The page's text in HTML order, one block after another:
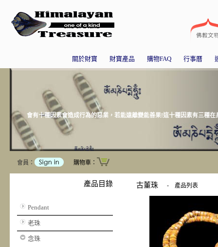
關於財寶 財寶產品 購物FAQ 行事曆
會有十種因素會造成行為的惡業，若能遠離變能善果!這十種因素有三種
會員： 購物車：
產品目錄
Pendant
老珠
念珠
古董珠 - 產品列表